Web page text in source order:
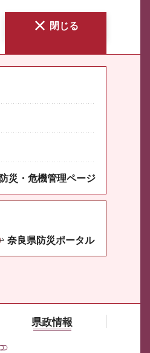
閉じる
防災・危機管理ページ
奈良県防災ポータル
県政情報